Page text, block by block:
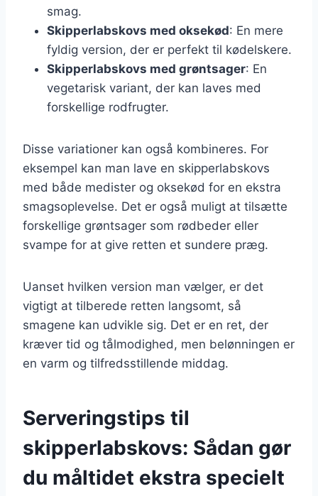
smag.
Skipperlabskovs med oksekød: En mere
fyldig version, der er perfekt til kødelskere.
Skipperlabskovs med grøntsager: En
vegetarisk variant, der kan laves med
forskellige rodfrugter.
Disse variationer kan også kombineres. For
eksempel kan man lave en skipperlabskovs
med både medister og oksekød for en ekstra
smagsoplevelse. Det er også muligt at tilsætte
forskellige grøntsager som rødbeder eller
svampe for at give retten et sundere præg.
Uanset hvilken version man vælger, er det
vigtigt at tilberede retten langsomt, så
smagene kan udvikle sig. Det er en ret, der
kræver tid og tålmodighed, men belønningen er
en varm og tilfredsstillende middag.
Serveringstips til
skipperlabskovs: Sådan gør
du måltidet ekstra specielt